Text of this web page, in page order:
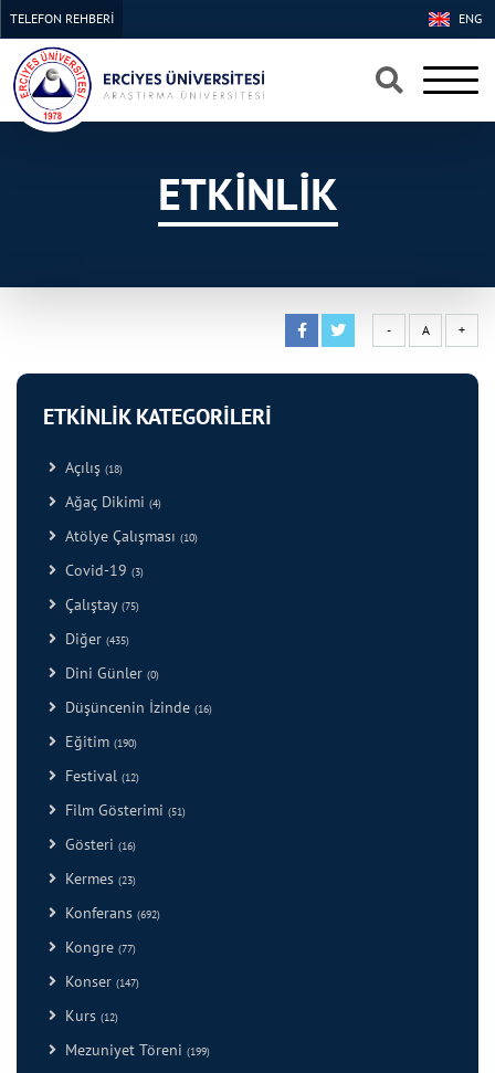
×
×
ENG
TELEFON REHBERİ
ETKİNLİK
- A +
ETKİNLİK KATEGORİLERİ
Açılış (18)
Ağaç Dikimi (4)
Atölye Çalışması (10)
Covid-19 (3)
Çalıştay (75)
Diğer (435)
Dini Günler (0)
Düşüncenin İzinde (16)
Eğitim (190)
Festival (12)
Film Gösterimi (51)
Gösteri (16)
Kermes (23)
Konferans (692)
Kongre (77)
Konser (147)
Kurs (12)
Mezuniyet Töreni (199)